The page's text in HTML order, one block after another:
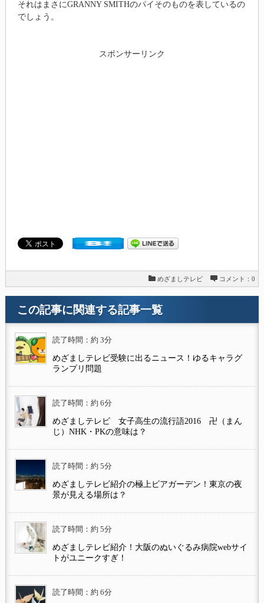
それはまさにGRANNY SMITHのパイそのものを表しているの
でしょう。
スポンサーリンク
めざましテレビ コメント：0
この記事に関連する記事一覧
読了時間：約 3分
めざましテレビ受験に出るニュース！ゆるキャラグ
ランプリ問題
読了時間：約 6分
めざましテレビ 女子高生の流行語2016 卍（まん
じ）NHK・PKの意味は？
読了時間：約 5分
めざましテレビ紹介の極上ビアガーデン！東京の夜
景が見える場所は？
読了時間：約 5分
めざましテレビ紹介！大阪のぬいぐるみ病院webサイ
トがユニークすぎ！
読了時間：約 6分